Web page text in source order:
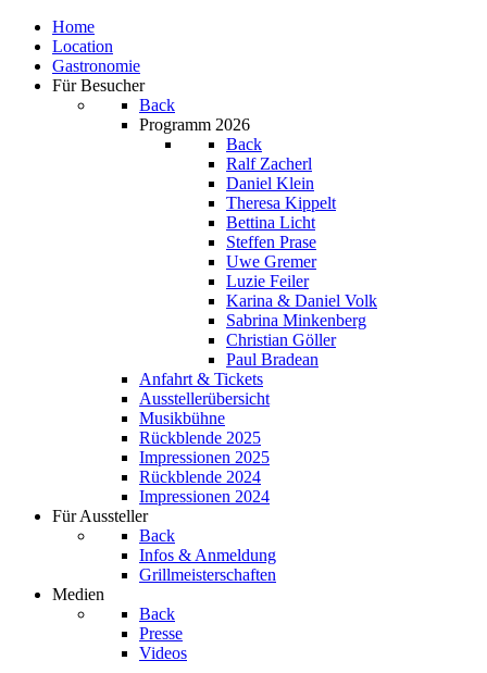
Home
Location
Gastronomie
Für Besucher
Back
Programm 2026
Back
Ralf Zacherl
Daniel Klein
Theresa Kippelt
Bettina Licht
Steffen Prase
Uwe Gremer
Luzie Feiler
Karina & Daniel Volk
Sabrina Minkenberg
Christian Göller
Paul Bradean
Anfahrt & Tickets
Ausstellerübersicht
Musikbühne
Rückblende 2025
Impressionen 2025
Rückblende 2024
Impressionen 2024
Für Aussteller
Back
Infos & Anmeldung
Grillmeisterschaften
Medien
Back
Presse
Videos